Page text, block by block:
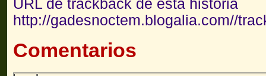
URL de trackback de esta historia
http://gadesnoctem.blogalia.com//
Comentarios